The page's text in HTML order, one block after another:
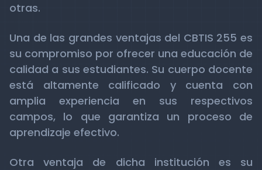
otras.
Una de las grandes ventajas del CBTIS 255 es
su compromiso por ofrecer una educación de
calidad a sus estudiantes. Su cuerpo docente
está altamente calificado y cuenta con
amplia experiencia en sus respectivos
campos, lo que garantiza un proceso de
aprendizaje efectivo.
Otra ventaja de dicha institución es su